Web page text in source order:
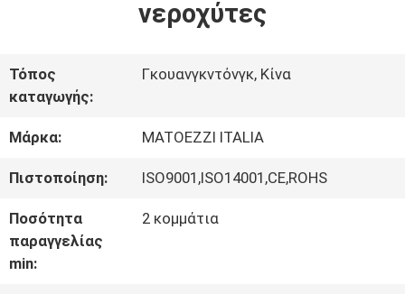
ΒΊΝΤΕΟ
ΕΜΦΆΝΙΣΗ
VR
ΣΧΕΤΙΚΆ
ΜΕ
νεροχύτες
Τόπος
καταγωγής:
Γκουανγκντόνγκ, Κίνα
Μάρκα: MATOEZZI ITALIA
Πιστοποίηση: ISO9001,ISO14001,CE,ROHS
Ποσότητα
παραγγελίας
min:
2 κομμάτια